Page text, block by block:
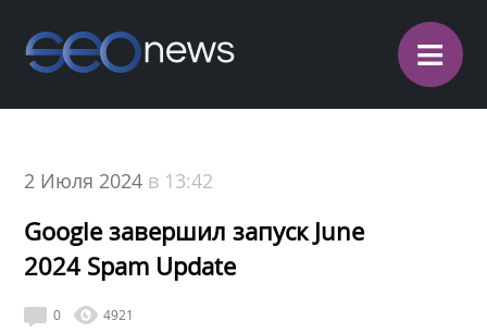
≡
2 Июля 2024 в 13:42
Google завершил запуск June
2024 Spam Update
0 4921